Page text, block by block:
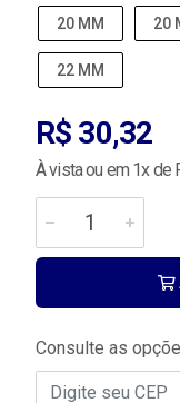
20 MM 20
22 MM
R$ 30,32
À vista ou em 1x de
Consulte as